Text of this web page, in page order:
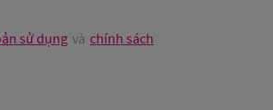
sử dụng và chính sách